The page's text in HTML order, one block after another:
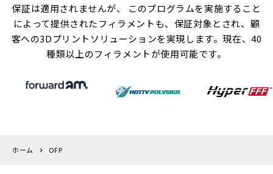
保証は適用されませんが、 このプログラムを実施すること
によって提供されたフィラメントも、保証対象とされ、顧
客への3Dプリントソリューションを実現します。現在、40
種類以上のフィラメントが使用可能です。
ホーム OFP